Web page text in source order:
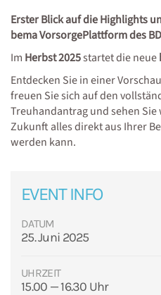
Erster Blick auf die Highlights
bema VorsorgePlattform des
Im Herbst 2025startet die neue
Entdecken Sie in einer
freuen Sie sich auf den
Treuhandantrag und sehen
Zukunft alles direkt aus Ihrer
werden kann.
EVENT INFO
DATUM
25. Juni 2025
UHRZEIT
15.00 — 16.30 Uhr